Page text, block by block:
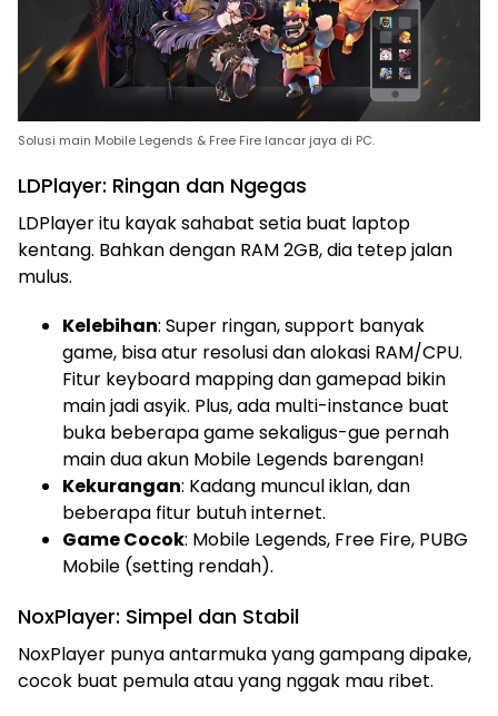
Solusi main Mobile Legends & Free Fire lancar jaya di PC.
LDPlayer: Ringan dan Ngegas
LDPlayer itu kayak sahabat setia buat laptop
kentang. Bahkan dengan RAM 2GB, dia tetep jalan
mulus.
Kelebihan: Super ringan, support banyak
game, bisa atur resolusi dan alokasi RAM/CPU.
Fitur keyboard mapping dan gamepad bikin
main jadi asyik. Plus, ada multi-instance buat
buka beberapa game sekaligus-gue pernah
main dua akun Mobile Legends barengan!
Kekurangan: Kadang muncul iklan, dan
beberapa fitur butuh internet.
Game Cocok: Mobile Legends, Free Fire, PUBG
Mobile (setting rendah).
NoxPlayer: Simpel dan Stabil
NoxPlayer punya antarmuka yang gampang dipake,
cocok buat pemula atau yang nggak mau ribet.